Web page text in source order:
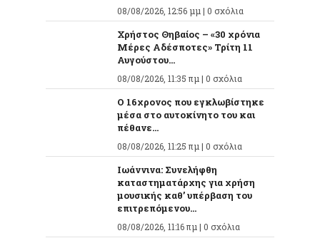
08/08/2026, 12:56 μμ | 0 σχόλια
Χρήστος Θηβαίος – «30 χρόνια
Μέρες Αδέσποτες» Τρίτη 11
Αυγούστου...
08/08/2026, 11:35 πμ | 0 σχόλια
O 16χρονος που εγκλωβίστηκε
μέσα στο αυτοκίνητο του και
πέθανε...
08/08/2026, 11:25 πμ | 0 σχόλια
Ιωάννινα: Συνελήφθη
καταστηματάρχης για χρήση
μουσικής καθ’ υπέρβαση του
επιτρεπόμενου...
08/08/2026, 11:16 πμ | 0 σχόλια